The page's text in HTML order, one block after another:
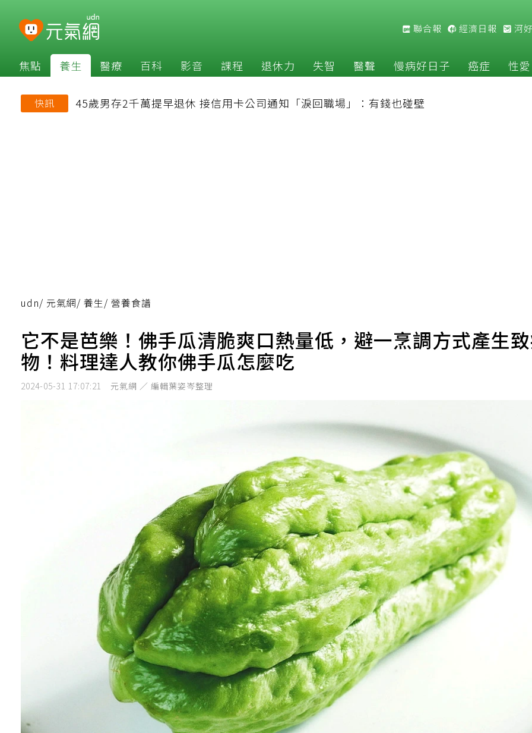
聯合報 經濟日報 河
焦點 養生 醫療 百科 影音 課程 退休力 失智 醫聲 慢病好日子 癌症 性愛
快訊 45歲男存2千萬提早退休 接信用卡公司通知「淚回職場」：有錢也碰壁
udn/ 元氣網/ 養生/ 營養食譜
它不是芭樂！佛手瓜清脆爽口熱量低，避一烹調方式產生
物！料理達人教你佛手瓜怎麼吃
2024-05-31 17:07:21 元氣網 ／ 編輯葉姿岑整理